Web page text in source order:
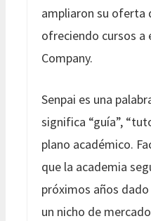
ampliaron su oferta
ofreciendo cursos a
Company.
Senpai es una
significa “guía”,
plano académico.
que la academia
próximos años
un nicho de